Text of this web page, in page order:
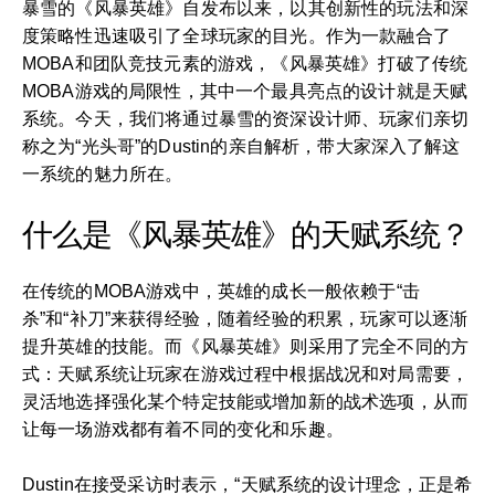
暴雪的《风暴英雄》自发布以来，以其创新性的玩法和深
度策略性迅速吸引了全球玩家的目光。作为一款融合了
MOBA和团队竞技元素的游戏，《风暴英雄》打破了传统
MOBA游戏的局限性，其中一个最具亮点的设计就是天赋
系统。今天，我们将通过暴雪的资深设计师、玩家们亲切
称之为“光头哥”的Dustin的亲自解析，带大家深入了解这
一系统的魅力所在。
什么是《风暴英雄》的天赋系统？
在传统的MOBA游戏中，英雄的成长一般依赖于“击
杀”和“补刀”来获得经验，随着经验的积累，玩家可以逐渐
提升英雄的技能。而《风暴英雄》则采用了完全不同的方
式：天赋系统让玩家在游戏过程中根据战况和对局需要，
灵活地选择强化某个特定技能或增加新的战术选项，从而
让每一场游戏都有着不同的变化和乐趣。
Dustin在接受采访时表示，“天赋系统的设计理念，正是希